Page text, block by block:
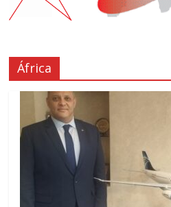
África